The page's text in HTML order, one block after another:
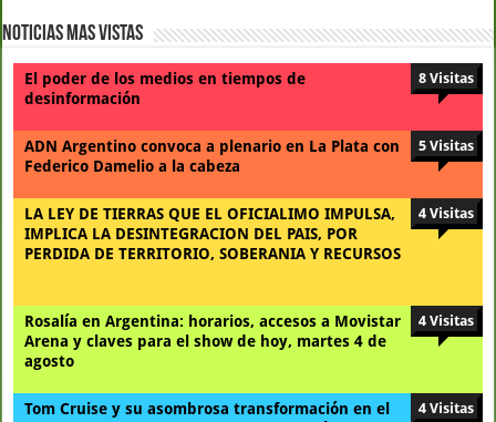
Noticias Mas Vistas
El poder de los medios en tiempos de
desinformación
8 Visitas
ADN Argentino convoca a plenario en La Plata con
Federico Damelio a la cabeza
5 Visitas
LA LEY DE TIERRAS QUE EL OFICIALIMO IMPULSA,
IMPLICA LA DESINTEGRACION DEL PAIS, POR
PERDIDA DE TERRITORIO, SOBERANIA Y RECURSOS
4 Visitas
Rosalía en Argentina: horarios, accesos a Movistar
Arena y claves para el show de hoy, martes 4 de
agosto
4 Visitas
Tom Cruise y su asombrosa transformación en el
4 Visitas